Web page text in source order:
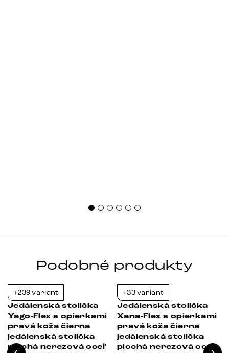
Podobné produkty
+239 variant
Jedálenská stolička
Yago-Flex s opierkami
pravá koža čierna
jedálenská stolička
plochá nerezová oceľ
+33 variant
Jedálenská stolička
Xana-Flex s opierkami
pravá koža čierna
jedálenská stolička
plochá nerezová oceľ